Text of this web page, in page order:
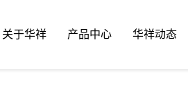
关于华祥 产品中心 华祥动态